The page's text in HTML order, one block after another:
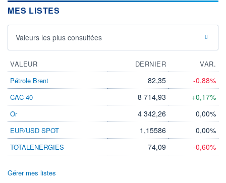
0,000
0,000 0,000
VOLUME
0 0,00%
VALORISATION DERNIER ÉCHANGE
-
LIMITE À LA
0,000
LIMITE À LA
ESTIMÉ 2026
-
PER ESTIMÉ
2026
DERNIER
DIVIDENDE DERNIER
MES LISTES
Valeurs les plus consultées
VALEUR DERNIER
VAR.
Pétrole Brent
82,35 -0,88%
CAC 40 8 714,93 +0,17%
Or 4 342,26 0,00%
EUR/USD SPOT 1,15586 0,00%
TOTALENERGIES 74,09 -0,60%
Gérer mes listes